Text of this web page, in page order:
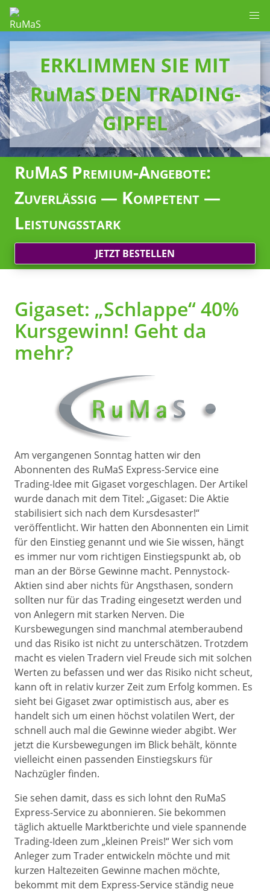
ERKLIMMEN SIE MIT
RuMaS DEN TRADING-
GIPFEL
RuMaS Premium-Angebote:
Zuverlässig — Kompetent —
Leistungsstark
JETZT BESTELLEN
Gigaset: „Schlappe“ 40%
Kursgewinn! Geht da
mehr?
Am vergangenen Sonntag hatten wir den
Abonnenten des RuMaS Express-Service eine
Trading-Idee mit Gigaset vorgeschlagen. Der Artikel
wurde danach mit dem Titel: „Gigaset: Die Aktie
stabilisiert sich nach dem Kursdesaster!“
veröffentlicht. Wir hatten den Abonnenten ein Limit
für den Einstieg genannt und wie Sie wissen, hängt
es immer nur vom richtigen Einstiegspunkt ab, ob
man an der Börse Gewinne macht. Pennystock-
Aktien sind aber nichts für Angsthasen, sondern
sollten nur für das Trading eingesetzt werden und
von Anlegern mit starken Nerven. Die
Kursbewegungen sind manchmal atemberaubend
und das Risiko ist nicht zu unterschätzen. Trotzdem
macht es vielen Tradern viel Freude sich mit solchen
Werten zu befassen und wer das Risiko nicht scheut,
kann oft in relativ kurzer Zeit zum Erfolg kommen. Es
sieht bei Gigaset zwar optimistisch aus, aber es
handelt sich um einen höchst volatilen Wert, der
schnell auch mal die Gewinne wieder abgibt. Wer
jetzt die Kursbewegungen im Blick behält, könnte
vielleicht einen passenden Einstiegskurs für
Nachzügler finden.
Sie sehen damit, dass es sich lohnt den RuMaS
Express-Service zu abonnieren. Sie bekommen
täglich aktuelle Marktberichte und viele spannende
Trading-Ideen zum „kleinen Preis!“ Wer sich vom
Anleger zum Trader entwickeln möchte und mit
kurzen Haltezeiten Gewinne machen möchte,
bekommt mit dem Express-Service ständig neue